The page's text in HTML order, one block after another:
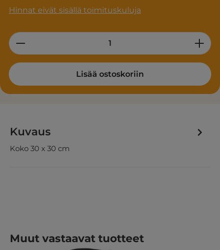
Hinnat eivät sisällä toimituskuluja
Product Quantity: Enter the desired
Lisää ostoskoriin
Kuvaus
Koko 30 x 30 cm
Ohita tuotegalleria
Muut vastaavat tuotteet